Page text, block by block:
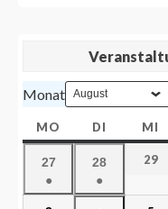
Monat
MO DI MI
27
●
28
●
29